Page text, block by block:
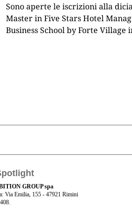
Sono aperte le iscrizioni alla
Master in Five Stars Hotel
Business School by Forte Village
GROUP spa
Via Emilia, 155 - 47921 Rimini